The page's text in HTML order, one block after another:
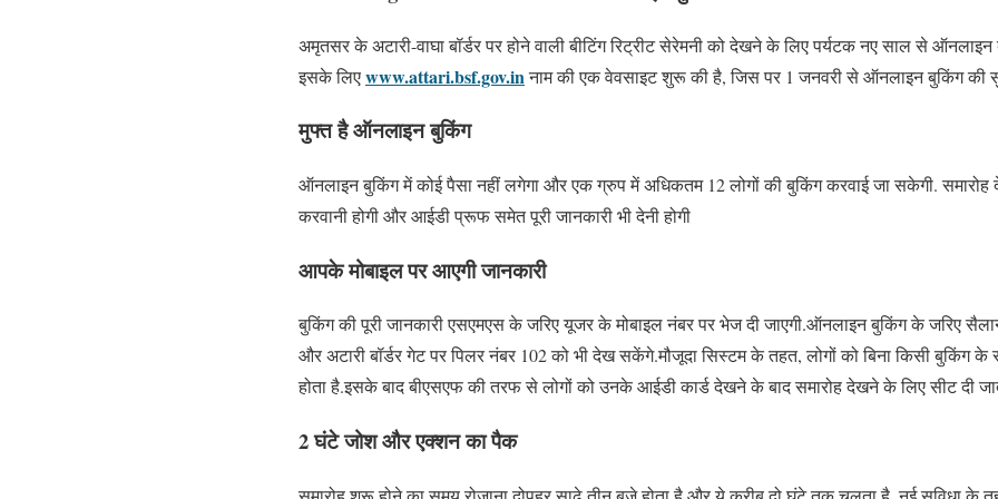
अमृतसर के अटारी-वाघा बॉर्डर पर होने वाली बीटिंग रिट्रीट सेरेमनी को देखने के लिए पर्यटक नए साल से
इसके लिएwww.attari.bsf.gov.inनाम की एक वेवसाइट शुरू की है, जिस पर 1 जनवरी से ऑनलाइन बुकिंग की
मुफ्त है ऑनलाइन बुकिंग
ऑनलाइन बुकिंग में कोई पैसा नहीं लगेगा और एक ग्रुप में अधिकतम 12 लोगों की बुकिंग करवाई जा सकेगी.
करवानी होगी और आईडी प्रूफ समेत पूरी जानकारी भी देनी होगी
आपके मोबाइल पर आएगी जानकारी
बुकिंग की पूरी जानकारी एसएमएस के जरिए यूजर के मोबाइल नंबर पर भेज दी जाएगी.ऑनलाइन बुकिंग के जरिए
और अटारी बॉर्डर गेट पर पिलर नंबर 102 को भी देख सकेंगे.मौजूदा सिस्टम के तहत, लोगों को बिना किसी बुकिंग के
होता है.इसके बाद बीएसएफ की तरफ से लोगों को उनके आईडी कार्ड देखने के बाद समारोह देखने के लिए सीट दी
2 घंटे जोश और एक्शन का पैक